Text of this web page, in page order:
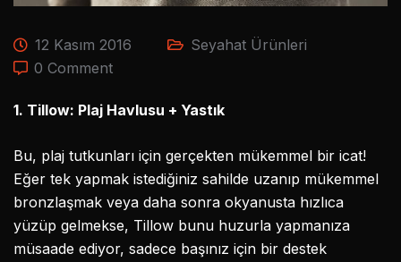
12 Kasım 2016
Seyahat Ürünleri
0 Comment
1. Tillow: Plaj Havlusu + Yastık
Bu, plaj tutkunları için gerçekten mükemmel bir icat!
Eğer tek yapmak istediğiniz sahilde uzanıp mükemmel
bronzlaşmak veya daha sonra okyanusta hızlıca
yüzüp gelmekse, Tillow bunu huzurla yapmanıza
müsaade ediyor, sadece başınız için bir destek